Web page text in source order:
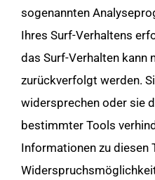
sogenannten
Ihres Surf-Verhaltens
das Surf-Verhalten kann
zurückverfolgt werden.
widersprechen oder sie
bestimmter Tools
Informationen zu diesen